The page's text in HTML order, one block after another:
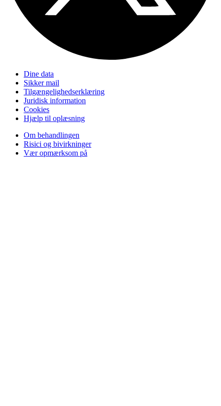
Dine data
Sikker mail
Tilgængelighedserklæring
Juridisk information
Cookies
Hjælp til oplæsning
Om behandlingen
Risici og bivirkninger
Vær opmærksom på